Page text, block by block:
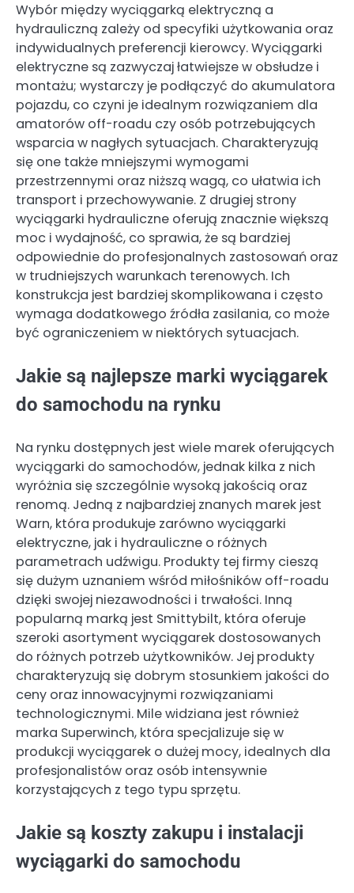
Wybór między wyciągarką elektryczną a
hydrauliczną zależy od specyfiki użytkowania oraz
indywidualnych preferencji kierowcy. Wyciągarki
elektryczne są zazwyczaj łatwiejsze w obsłudze i
montażu; wystarczy je podłączyć do akumulatora
pojazdu, co czyni je idealnym rozwiązaniem dla
amatorów off-roadu czy osób potrzebujących
wsparcia w nagłych sytuacjach. Charakteryzują
się one także mniejszymi wymogami
przestrzennymi oraz niższą wagą, co ułatwia ich
transport i przechowywanie. Z drugiej strony
wyciągarki hydrauliczne oferują znacznie większą
moc i wydajność, co sprawia, że są bardziej
odpowiednie do profesjonalnych zastosowań oraz
w trudniejszych warunkach terenowych. Ich
konstrukcja jest bardziej skomplikowana i często
wymaga dodatkowego źródła zasilania, co może
być ograniczeniem w niektórych sytuacjach.
Jakie są najlepsze marki wyciągarek
do samochodu na rynku
Na rynku dostępnych jest wiele marek oferujących
wyciągarki do samochodów, jednak kilka z nich
wyróżnia się szczególnie wysoką jakością oraz
renomą. Jedną z najbardziej znanych marek jest
Warn, która produkuje zarówno wyciągarki
elektryczne, jak i hydrauliczne o różnych
parametrach udźwigu. Produkty tej firmy cieszą
się dużym uznaniem wśród miłośników off-roadu
dzięki swojej niezawodności i trwałości. Inną
popularną marką jest Smittybilt, która oferuje
szeroki asortyment wyciągarek dostosowanych
do różnych potrzeb użytkowników. Jej produkty
charakteryzują się dobrym stosunkiem jakości do
ceny oraz innowacyjnymi rozwiązaniami
technologicznymi. Mile widziana jest również
marka Superwinch, która specjalizuje się w
produkcji wyciągarek o dużej mocy, idealnych dla
profesjonalistów oraz osób intensywnie
korzystających z tego typu sprzętu.
Jakie są koszty zakupu i instalacji
wyciągarki do samochodu